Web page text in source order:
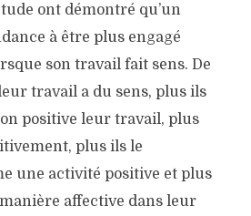
ont démontré qu’un
à être plus engagé
son travail fait sens. De
travail a du sens, plus ils
positive leur travail, plus
plus ils le
une activité positive et plus
affective dans leur